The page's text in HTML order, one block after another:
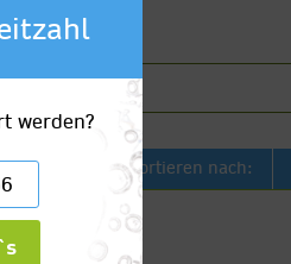
Sortieren nach:
werden?